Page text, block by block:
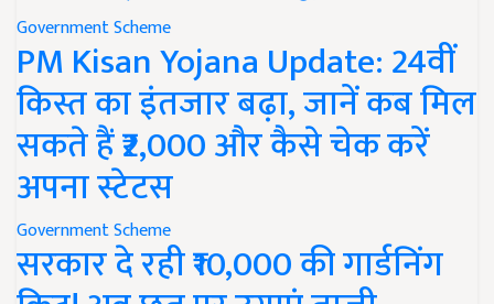
Government Scheme
PM Kisan Yojana Update: 24वीं
किस्त का इंतजार बढ़ा, जानें कब मिल
सकते हैं ₹2,000 और कैसे चेक करें
अपना स्टेटस
Government Scheme
सरकार दे रही ₹10,000 की गार्डनिंग